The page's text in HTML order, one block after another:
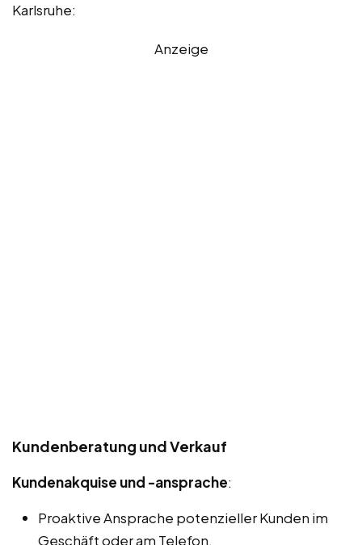
Karlsruhe:
Anzeige
Kundenberatung und Verkauf
Kundenakquise und -ansprache:
Proaktive Ansprache potenzieller Kunden im
Geschäft oder am Telefon.